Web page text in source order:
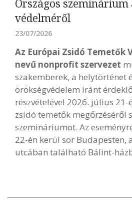
Országos szeminárium
védelméről
23/07/2026
Az Európai Zsidó Temetők
nevű nonprofit szervezet
szakemberek, a helytörténet
örökségvédelem iránt
részvételével 2026. július
zsidó temetők megőrzéséről
szemináriumot. Az
22-én kerül sor Budapesten,
utcában található Bálint-